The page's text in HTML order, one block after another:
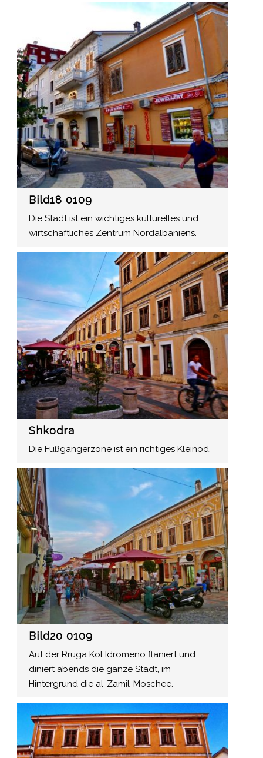
Bild18 0109
Die Stadt ist ein wichtiges kulturelles und
wirtschaftliches Zentrum Nordalbaniens.
Shkodra
Die Fußgängerzone ist ein richtiges Kleinod.
Bild20 0109
Auf der Rruga Kol Idromeno flaniert und
diniert abends die ganze Stadt, im
Hintergrund die al-Zamil-Moschee.